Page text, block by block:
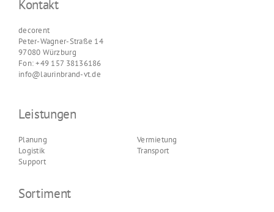
Kontakt
decorent
Peter-Wagner-Straße 14
97080 Würzburg
Fon: +49 157 38136186
info@laurinbrand-vt.de
Leistungen
Planung
Logistik
Support
Vermietung
Transport
Sortiment